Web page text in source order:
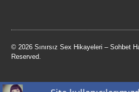
© 2026 Sınırsız Sex Hikayeleri – Sohbet
Reserved.
ClassiPress